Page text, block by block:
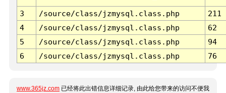
3 /source/class/jzmysql.class.php
211
4
/source/class/jzmysql.class.php
62
5
/source/class/jzmysql.class.php
94
6
/source/class/jzmysql.class.php 76
www.365jz.com 已经将此出错信息详细记录, 由此给您带来的访问不便我